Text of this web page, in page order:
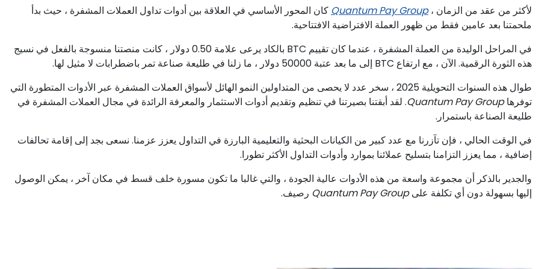
لأكثر من عقد من الزمان ،Quantum Pay Group كان المحور الأساسي في العلاقة بين أدوات تداول العملات المشفرة ، حيث بدأ
ملحمتنا بعد عامين فقط من ظهور العملة الافتراضية الافتتاحية.
في المراحل الوليدة من العملة المشفرة ، عندما كان تقييم BTC بالكاد يرعى علامة 0.50 دولار ، كانت منصتنا منسوجة بالفعل في نسيج
هذه الثورة الرقمية. الآن ، مع ارتفاع BTC إلى ما بعد عتبة 50000 دولار ، ما زلنا في طليعة صناعة تمر باضطرابات لا مثيل لها.
طوال هذه السنوات التحويلية 2025 ، سخر عدد لا يحصى من المتداولين النمو الهائل لأسواق العملات المشفرة عبر الأدوات المتطورة التي
توفرهاQuantum Pay Group. لقد أبقتنا بصيرتنا في تنظيم وتقديم أدوات الاستثمار والمعرفة الرائدة في مجال العملات المشفرة في
طليعة الصناعة باستمرار.
في الوقت الحالي ، فإن تآزرنا مع عدد كبير من الكيانات البحثية والتعليمية البارزة في التداول يعزز عزمنا. نسعى بجد إلى إقامة تحالفات
إضافية ، مما يعزز التزامنا بتسليح عملائنا بموارد وأدوات التداول الأكثر تطورا.
والجدير بالذكر أن مجموعة واسعة من هذه الأدوات عالية الجودة ، والتي غالبا ما تكون مسورة خلف قسط في مكان آخر ، يمكن الوصول
إليها بسهولة دون أي تكلفة علىQuantum Pay Group رصيف.